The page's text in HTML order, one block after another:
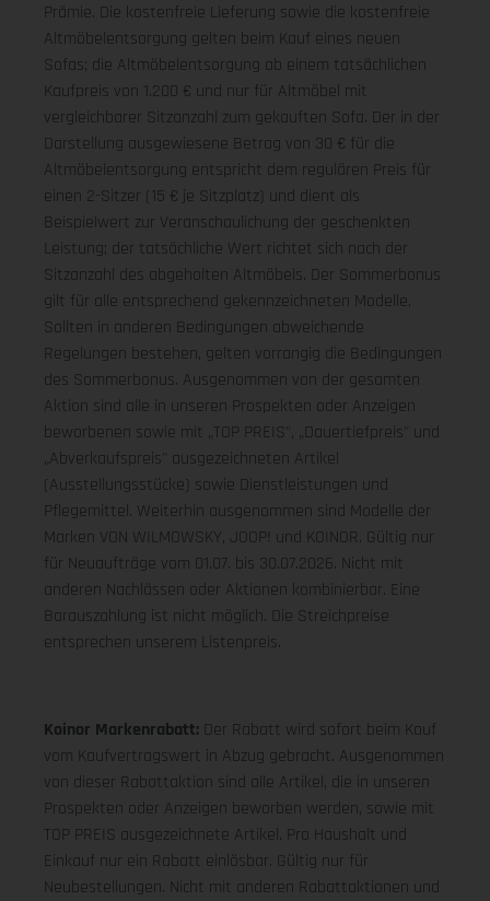
Prämie. Die kostenfreie Lieferung sowie die kostenfreie
Altmöbelentsorgung gelten beim Kauf eines neuen
Sofas; die Altmöbelentsorgung ab einem tatsächlichen
Kaufpreis von 1.200 € und nur für Altmöbel mit
vergleichbarer Sitzanzahl zum gekauften Sofa. Der in der
Darstellung ausgewiesene Betrag von 30 € für die
Altmöbelentsorgung entspricht dem regulären Preis für
einen 2-Sitzer (15 € je Sitzplatz) und dient als
Beispielwert zur Veranschaulichung der geschenkten
Leistung; der tatsächliche Wert richtet sich nach der
Sitzanzahl des abgeholten Altmöbels. Der Sommerbonus
gilt für alle entsprechend gekennzeichneten Modelle.
Sollten in anderen Bedingungen abweichende
Regelungen bestehen, gelten vorrangig die Bedingungen
des Sommerbonus. Ausgenommen von der gesamten
Aktion sind alle in unseren Prospekten oder Anzeigen
beworbenen sowie mit „TOP PREIS", „Dauertiefpreis" und
„Abverkaufspreis" ausgezeichneten Artikel
(Ausstellungsstücke) sowie Dienstleistungen und
Pflegemittel. Weiterhin ausgenommen sind Modelle der
Marken VON WILMOWSKY, JOOP! und KOINOR. Gültig nur
für Neuaufträge vom 01.07. bis 30.07.2026. Nicht mit
anderen Nachlässen oder Aktionen kombinierbar. Eine
Barauszahlung ist nicht möglich. Die Streichpreise
entsprechen unserem Listenpreis.
Koinor Markenrabatt: Der Rabatt wird sofort beim Kauf
vom Kaufvertragswert in Abzug gebracht. Ausgenommen
von dieser Rabattaktion sind alle Artikel, die in unseren
Prospekten oder Anzeigen beworben werden, sowie mit
TOP PREIS ausgezeichnete Artikel. Pro Haushalt und
Einkauf nur ein Rabatt einlösbar. Gültig nur für
Neubestellungen. Nicht mit anderen Rabattaktionen und